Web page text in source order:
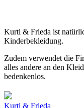
Kurti & Frieda ist
Kinderbekleidung.
Zudem verwendet die
alles andere an den
bedenkenlos.
Kurti & Frieda